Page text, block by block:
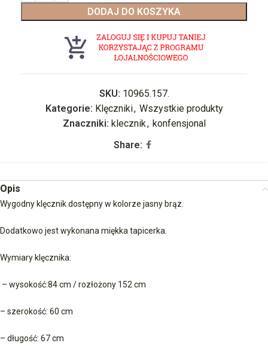
DODAJ DO KOSZYKA
SKU: 10965.157.
Kategorie: Klęczniki, Wszystkie produkty
Znaczniki: klecznik, konfensjonal
Share:
Opis
Wygodny klęcznik dostępny w kolorze jasny brąz.
Dodatkowo jest wykonana miękka tapicerka.
Wymiary klęcznika:
– wysokość:84 cm / rozłożony 152 cm
– szerokość: 60 cm
– długość: 67 cm